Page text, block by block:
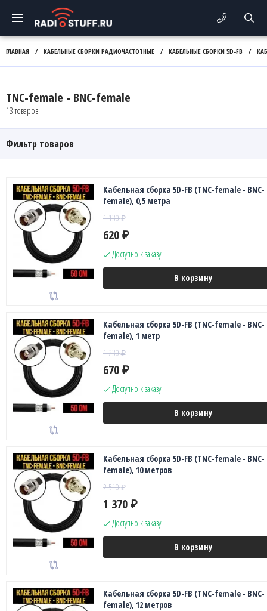
ГЛАВНАЯ / КАБЕЛЬНЫЕ СБОРКИ РАДИОЧАСТОТНЫЕ / КАБЕЛЬНЫЕ СБОРКИ 5D-FB /
TNC-female - BNC-female
13 товаров
Фильтр товаров
Кабельная сборка 5D-FB (TNC-female - BNC-
female), 0,5 метра
1 130₽
620 ₽
Доступно к заказу
В корзину
Кабельная сборка 5D-FB (TNC-female - BNC-
female), 1 метр
1 230₽
670 ₽
Доступно к заказу
В корзину
Кабельная сборка 5D-FB (TNC-female - BNC-
female), 10 метров
2 510₽
1 370 ₽
Доступно к заказу
В корзину
Кабельная сборка 5D-FB (TNC-female - BNC-
female), 12 метров